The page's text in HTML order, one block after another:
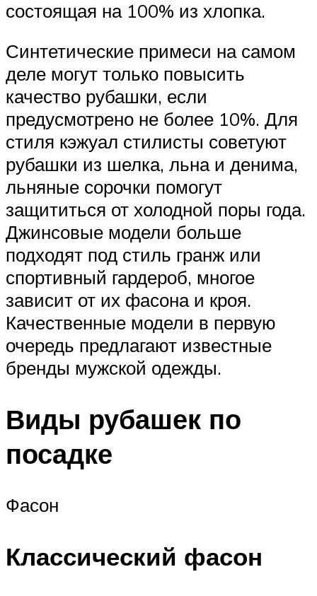
состоящая на 100% из хлопка.
Синтетические примеси на самом
деле могут только повысить
качество рубашки, если
предусмотрено не более 10%. Для
стиля кэжуал стилисты советуют
рубашки из шелка, льна и денима,
льняные сорочки помогут
защититься от холодной поры года.
Джинсовые модели больше
подходят под стиль гранж или
спортивный гардероб, многое
зависит от их фасона и кроя.
Качественные модели в первую
очередь предлагают известные
бренды мужской одежды.
Виды рубашек по
посадке
Фасон
Классический фасон